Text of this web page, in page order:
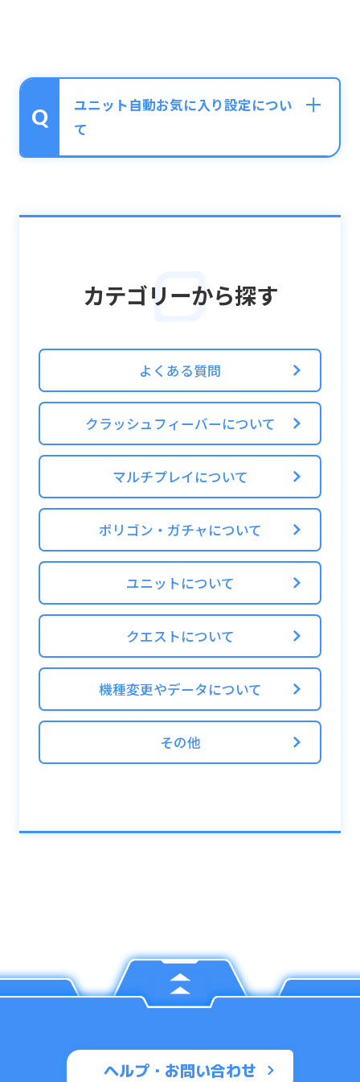
ユニット自動お気に入り設定につい
て
に、自動的にお気に入り登録をすることがで
ット自動お気に入り設定」から設定変更が可
能です。
※自動合成がONの場合は、お気に入り登録
されず自動合成されます
カテゴリーから探す
よくある質問
クラッシュフィーバーについて
マルチプレイについて
ポリゴン・ガチャについて
ユニットについて
クエストについて
機種変更やデータについて
その他
ヘルプ・お問い合わせ